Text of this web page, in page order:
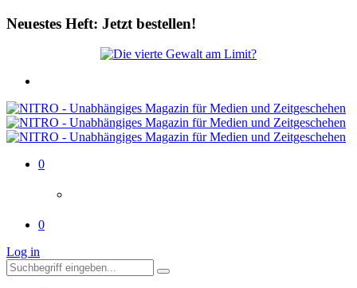
Neuestes Heft: Jetzt bestellen!
0
0
Log in